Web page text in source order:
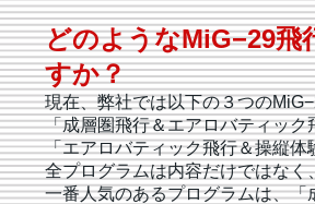
どのようなMiG−29飛
すか？
現在、弊社では以下の３つの
「成層圏飛行＆エアロバティック
「エアロバティック飛行＆操縦体
全プログラムは内容だけではなく
一番人気のあるプログラムは、